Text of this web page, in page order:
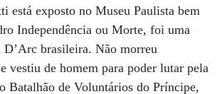
está exposto no Museu Paulista bem
Independência ou Morte, foi uma
D’Arc brasileira. Não morreu
vestiu de homem para poder lutar pela
Batalhão de Voluntários do Príncipe,